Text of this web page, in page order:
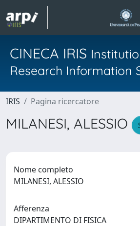
CINECA IRIS
Research Information
IRIS Pagina ricercatore
MILANESI, ALESSIO
Nome completo
MILANESI, ALESSIO
Afferenza
DIPARTIMENTO DI FISICA